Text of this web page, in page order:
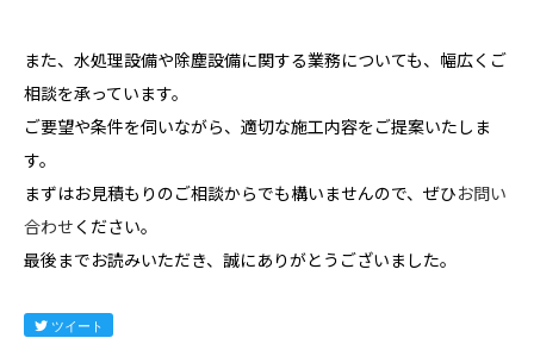
また、水処理設備や除塵設備に関する業務についても、幅広くご
相談を承っています。
ご要望や条件を伺いながら、適切な施工内容をご提案いたしま
す。
まずはお見積もりのご相談からでも構いませんので、ぜひお問い
合わせ ください。
最後までお読みいただき、誠にありがとうございました。
ツイート